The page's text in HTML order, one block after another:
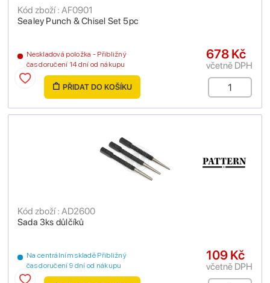
Sealey Punch & Chisel Set 5pc
Kód zboží : AF0901
Neskladová položka - Přibližný
čas doručení 14 dní od nákupu
678 Kč
včetně DPH
PŘIDAT DO KOŠÍKU
Sada 3ks důlčíků
Kód zboží : AD2600
Na centrálním skladě Přibližný
čas doručení 9 dní od nákupu
109 Kč
včetně DPH